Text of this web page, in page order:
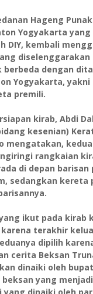
Hageng
Yogyakarta
DIY, kembali
dengan
Yogyakarta,
premili.
kirab, Abdi
kesenian)
mengatakan,
rangkaian
di depan barisan
sedangkan kereta
ikut pada kirab
terakhir
dipilih
cerita Beksan
dinaiki oleh
yang
dinaiki oleh